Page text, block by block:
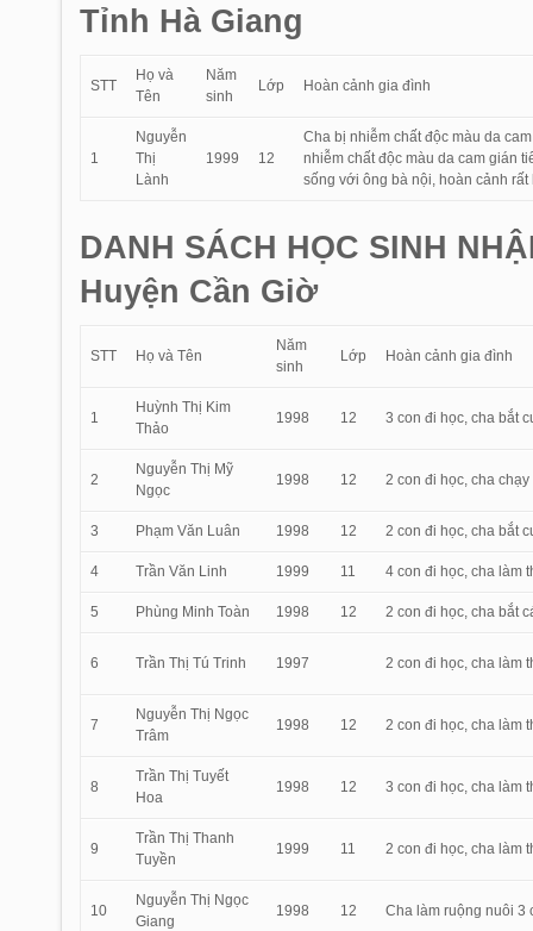
Tỉnh Hà Giang
STT
Họ và
Tên
Năm
sinh
Lớp Hoàn cảnh gia đình
1
Nguyễn
Thị
Lành
1999 12
Cha bị nhiễm chất độc màu da
nhiễm chất độc màu da cam gián
sống với ông bà nội, hoàn cảnh rất
DANH SÁCH HỌC SINH
Huyện Cần Giờ
STT Họ và Tên
Năm
sinh
Lớp Hoàn cảnh gia đình
1
Huỳnh Thị Kim
Thảo
1998 12 3 con đi học, cha bắt
2
Nguyễn Thị Mỹ
Ngọc
1998 12 2 con đi học, cha
3 Phạm Văn Luân 1998 12 2 con đi học, cha bắt
4 Trần Văn Linh 1999 11 4 con đi học, cha làm
5 Phùng Minh Toàn 1998 12 2 con đi học, cha bắt
6 Trần Thị Tú Trinh 1997 2 con đi học, cha làm
7
Nguyễn Thị Ngọc
Trâm
1998 12 2 con đi học, cha làm
8
Trần Thị Tuyết
Hoa
1998 12 3 con đi học, cha làm
9
Trần Thị Thanh
Tuyền
1999 11 2 con đi học, cha làm
10
Nguyễn Thị Ngọc
Giang
1998 12 Cha làm ruộng nuôi 3